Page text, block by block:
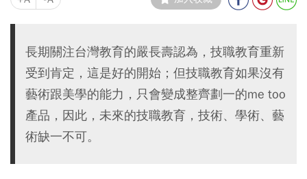
長期關注台灣教育的嚴長壽認為，技職教育重新
受到肯定，這是好的開始；但技職教育如果沒有
藝術跟美學的能力，只會變成整齊劃一的me too
產品，因此，未來的技職教育，技術、學術、藝
術缺一不可。